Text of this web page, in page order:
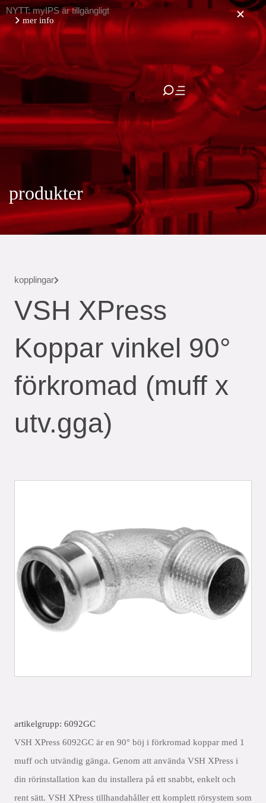
NYTT: myIPS är tillgängligt
mer info
stäng
produkter
kopplingar
VSH XPress
Koppar vinkel 90°
förkromad (muff x
utv.gga)
artikelgrupp: 6092GC
VSH XPress 6092GC är en 90° böj i förkromad koppar med 1
muff och utvändig gänga. Genom att använda VSH XPress i
din rörinstallation kan du installera på ett snabbt, enkelt och
rent sätt. VSH XPress tillhandahåller ett komplett rörsystem som